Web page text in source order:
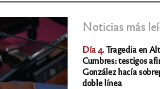
Noticias más
Día 4.Tragedia en
Cumbres: testigos
González hacía
doble línea